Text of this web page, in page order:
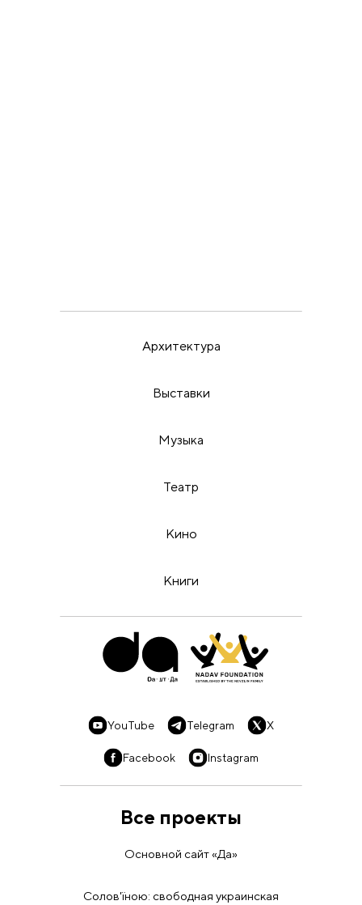
Архитектура
Выставки
Музыка
Театр
Кино
Книги
YouTube Telegram X
Facebook Instagram
Все проекты
Основной сайт «Да»
Солов'їною: свободная украинская